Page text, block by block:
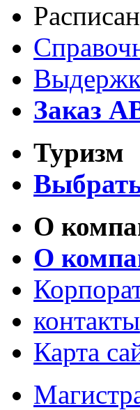
Заказ
Туризм
О
О
контакты
Карта